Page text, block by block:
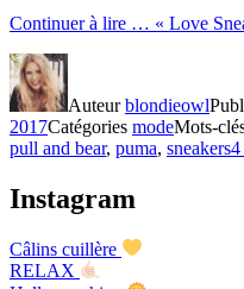
Continuer à lire … « Love
Auteurblondieowl
2017Catégories modeMots-
pull and bear, puma, sneakers4
Instagram
Câlins cuillère
RELAX